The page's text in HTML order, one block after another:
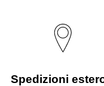
Spedizioni